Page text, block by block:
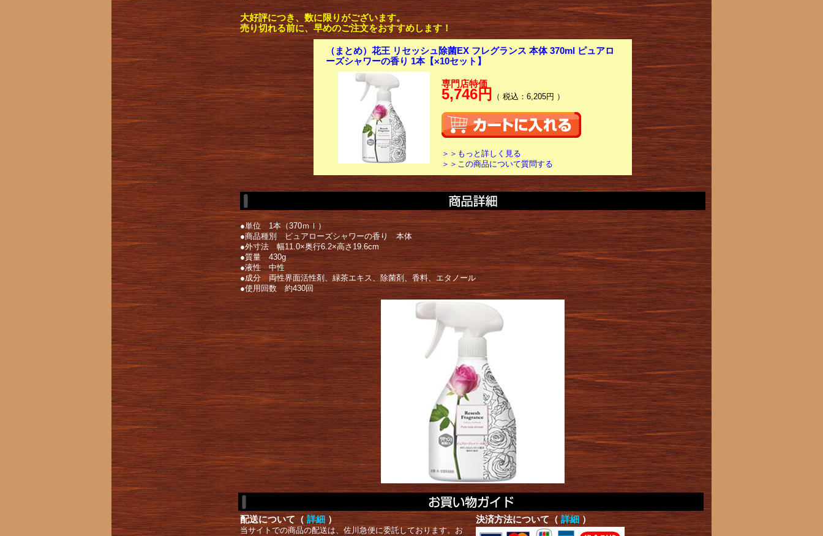
大好評につき、数に限りがございます。
売り切れる前に、早めのご注文をおすすめします！
（まとめ）花王 リセッシュ除菌EX フレグランス 本体 370ml ピュアロ
ーズシャワーの香り 1本【×10セット】
専門店特価
5,746円 （ 税込：6,205円 ）
＞＞もっと詳しく見る
＞＞この商品について質問する
●単位 1本（370ｍｌ）
●商品種別 ピュアローズシャワーの香り 本体
●外寸法 幅11.0×奥行6.2×高さ19.6cm
●質量 430g
●液性 中性
●成分 両性界面活性剤、緑茶エキス、除菌剤、香料、エタノール
●使用回数 約430回
配送について（ 詳細 ）
当サイトでの商品の配送は、佐川急便に委託しております。お
決済方法について（ 詳細 ）